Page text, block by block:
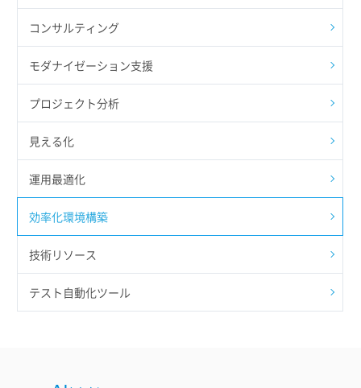
コンサルティング
モダナイゼーション支援
プロジェクト分析
見える化
運用最適化
効率化環境構築
技術リソース
テスト自動化ツール